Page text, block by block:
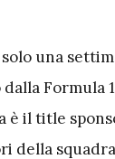
una
Formula
è il title
della